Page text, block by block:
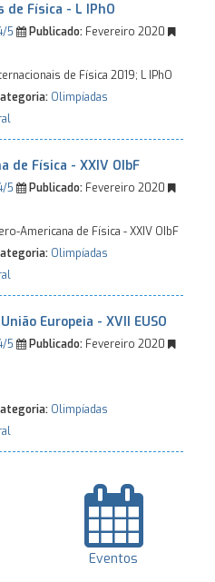
Física - L IPhO
5 Publicado: Fevereiro 2020
de Física 2019; L IPhO
Olimpíadas
de Física - XXIV OIbF
5 Publicado: Fevereiro 2020
Americana de Física - XXIV OIbF
Olimpíadas
Europeia - XVII EUSO
5 Publicado: Fevereiro 2020
Olimpíadas
Eventos